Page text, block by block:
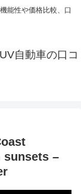
能性や価格比較、口
自動車の口コ
sunsets –